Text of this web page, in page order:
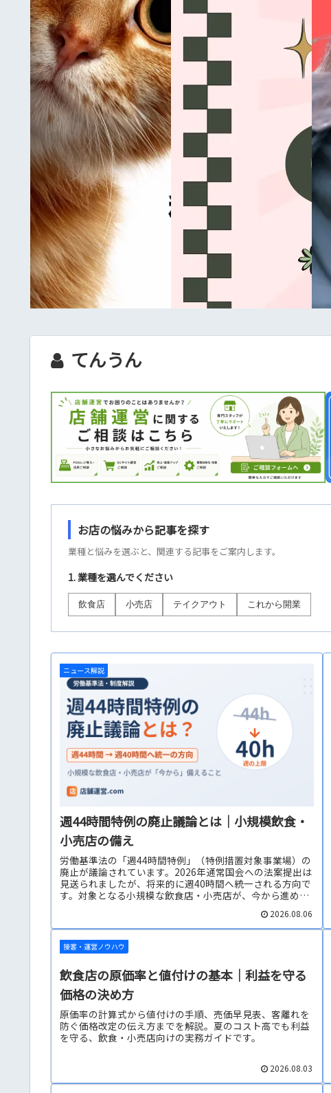
てんうん
お店の悩みから記事を探す
業種と悩みを選ぶと、関連する記事をご案内します。
1. 業種を選んでください
飲食店 小売店 テイクアウト これから開業
ニュース解説
週44時間特例の廃止議論とは｜小規模飲食・
小売店の備え
労働基準法の「週44時間特例」（特例措置対象事業場）の
廃止が議論されています。2026年通常国会への法案提出は
見送られましたが、将来的に週40時間へ統一される方向で
す。対象となる小規模な飲食店・小売店が、今から進めて
2026.08.06
接客・運営ノウハウ
飲食店の原価率と値付けの基本｜利益を守る
価格の決め方
原価率の計算式から値付けの手順、売価早見表、客離れを
防ぐ価格改定の伝え方までを解説。夏のコスト高でも利益
を守る、飲食・小売店向けの実務ガイドです。
2026.08.03